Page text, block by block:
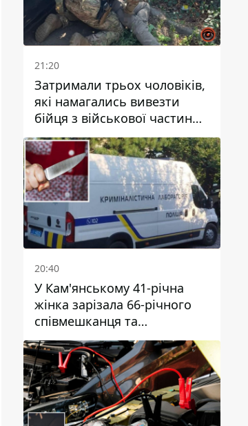
21:20
Затримали трьох чоловіків,
які намагались вивезти
бійця з військової частини
до Дніпра за 7 тисяч
доларів: серед них був лікар
20:40
У Кам'янському 41-річна
жінка зарізала 66-річного
співмешканця та
намагалась обманути
поліцейських